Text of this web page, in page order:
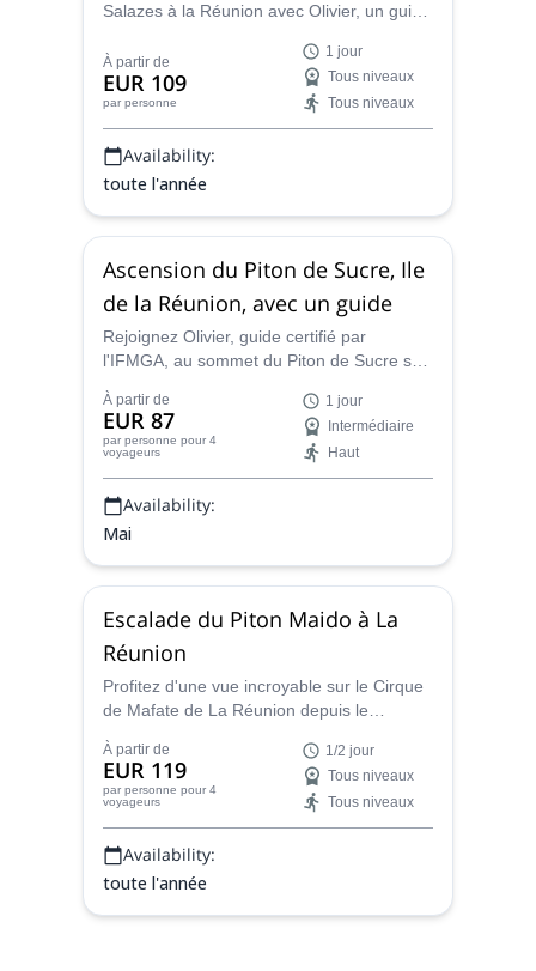
Salazes à la Réunion avec Olivier, un guide
pour tous les amoureux de la montagne !
À partir de
EUR 109
par personne
1 jour
Tous niveaux
Tous niveaux
Availability:
toute l'année
Ascension du Piton de Sucre, Ile
de la Réunion, avec un guide
Rejoignez Olivier, guide certifié par
l'IFMGA, au sommet du Piton de Sucre sur
pourrez admirer l'incroyable Cirque de
Cilaos.
À partir de
EUR 87
par personne pour 4
voyageurs
1 jour
Intermédiaire
Haut
Availability:
Mai
Escalade du Piton Maido à La
Réunion
Profitez d'une vue incroyable sur le Cirque
de Mafate de La Réunion depuis le
d'Olivier, guide de montagne diplômé de
l'IFMGA.
À partir de
EUR 119
par personne pour 4
voyageurs
1/2 jour
Tous niveaux
Tous niveaux
Availability:
toute l'année